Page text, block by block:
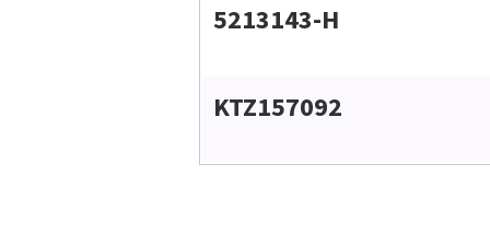
5213143-H
KTZ157092